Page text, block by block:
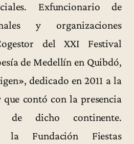
Exfuncionario de
y organizaciones
del XXI Festival
de Medellín en Quibdó,
dedicado en 2011 a la
contó con la presencia
de dicho continente.
la Fundación Fiestas